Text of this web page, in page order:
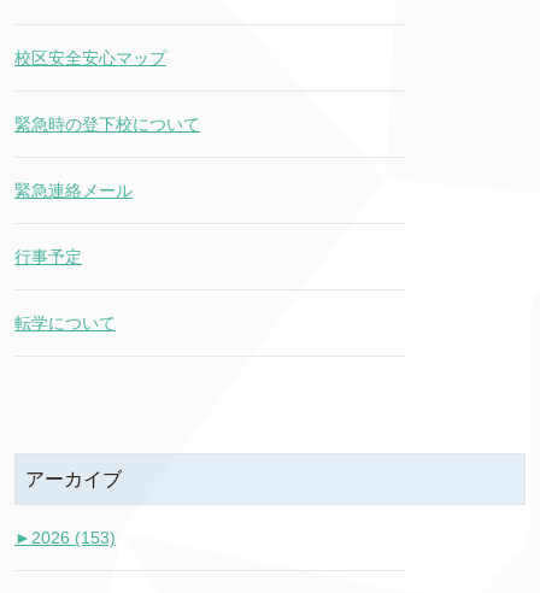
校区安全安心マップ
緊急時の登下校について
緊急連絡メール
行事予定
転学について
アーカイブ
► 2026 (153)